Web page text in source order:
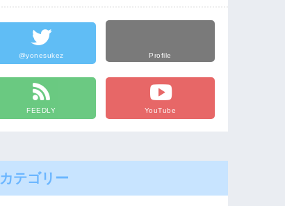
@yonesukez Profile
FEEDLY YouTube
カテゴリー